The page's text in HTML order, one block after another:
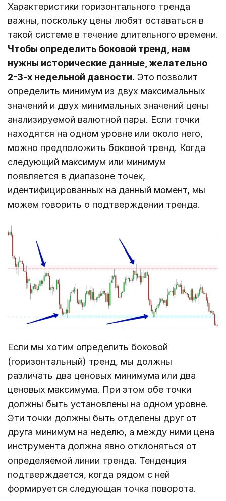
Характеристики горизонтального тренда
важны, поскольку цены любят оставаться в
такой системе в течение длительного времени.
Чтобы определить боковой тренд, нам
нужны исторические данные, желательно
2-3-х недельной давности. Это позволит
определить минимум из двух максимальных
значений и двух минимальных значений цены
анализируемой валютной пары. Если точки
находятся на одном уровне или около него,
можно предположить боковой тренд. Когда
следующий максимум или минимум
появляется в диапазоне точек,
идентифицированных на данный момент, мы
можем говорить о подтверждении тренда.
Если мы хотим определить боковой
(горизонтальный) тренд, мы должны
различать два ценовых минимума или два
ценовых максимума. При этом обе точки
должны быть установлены на одном уровне.
Эти точки должны быть отделены друг от
друга минимум на неделю, а между ними цена
инструмента должна явно отклоняться от
определяемой линии тренда. Тенденция
подтверждается, когда рядом с ней
формируется следующая точка поворота.